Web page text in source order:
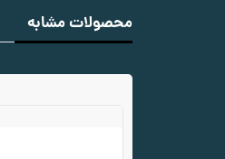
محصولات مشابه